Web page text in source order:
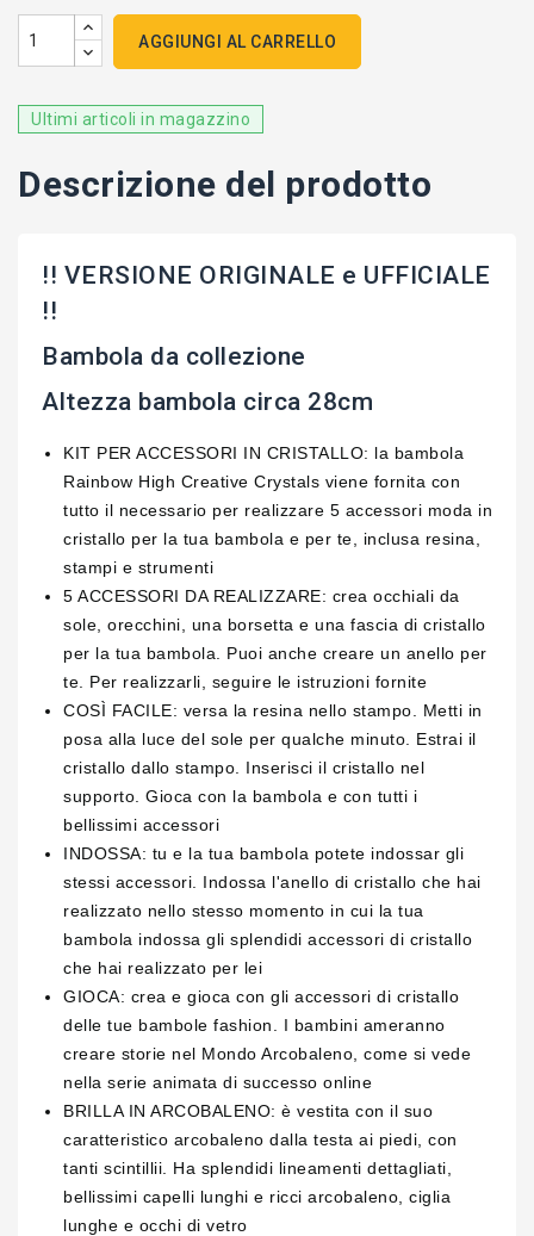
AGGIUNGI AL CARRELLO
Ultimi articoli in magazzino
Descrizione del prodotto
!! VERSIONE ORIGINALE e UFFICIALE
!!
Bambola da collezione
Altezza bambola circa 28cm
KIT PER ACCESSORI IN CRISTALLO: la bambola
Rainbow High Creative Crystals viene fornita con
tutto il necessario per realizzare 5 accessori moda in
cristallo per la tua bambola e per te, inclusa resina,
stampi e strumenti
5 ACCESSORI DA REALIZZARE: crea occhiali da
sole, orecchini, una borsetta e una fascia di cristallo
per la tua bambola. Puoi anche creare un anello per
te. Per realizzarli, seguire le istruzioni fornite
COSÌ FACILE: versa la resina nello stampo. Metti in
posa alla luce del sole per qualche minuto. Estrai il
cristallo dallo stampo. Inserisci il cristallo nel
supporto. Gioca con la bambola e con tutti i
bellissimi accessori
INDOSSA: tu e la tua bambola potete indossar gli
stessi accessori. Indossa l'anello di cristallo che hai
realizzato nello stesso momento in cui la tua
bambola indossa gli splendidi accessori di cristallo
che hai realizzato per lei
GIOCA: crea e gioca con gli accessori di cristallo
delle tue bambole fashion. I bambini ameranno
creare storie nel Mondo Arcobaleno, come si vede
nella serie animata di successo online
BRILLA IN ARCOBALENO: è vestita con il suo
caratteristico arcobaleno dalla testa ai piedi, con
tanti scintillii. Ha splendidi lineamenti dettagliati,
bellissimi capelli lunghi e ricci arcobaleno, ciglia
lunghe e occhi di vetro